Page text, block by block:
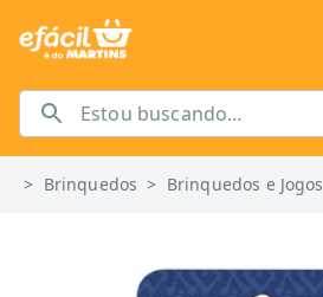
> Brinquedos > Brinquedos e Jogos